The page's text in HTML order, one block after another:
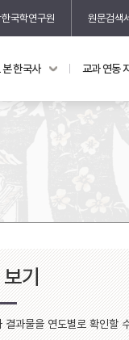
국학연구원 원문검색
도록
한국사 교과 연동
기
과물을 연도별로 확인할